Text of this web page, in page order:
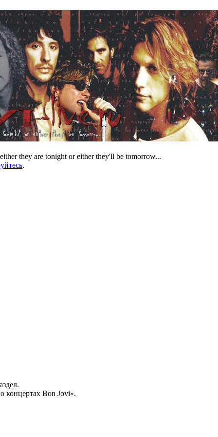
they are tonight or either they'll be tomorrow...
.
концертах Bon Jovi».